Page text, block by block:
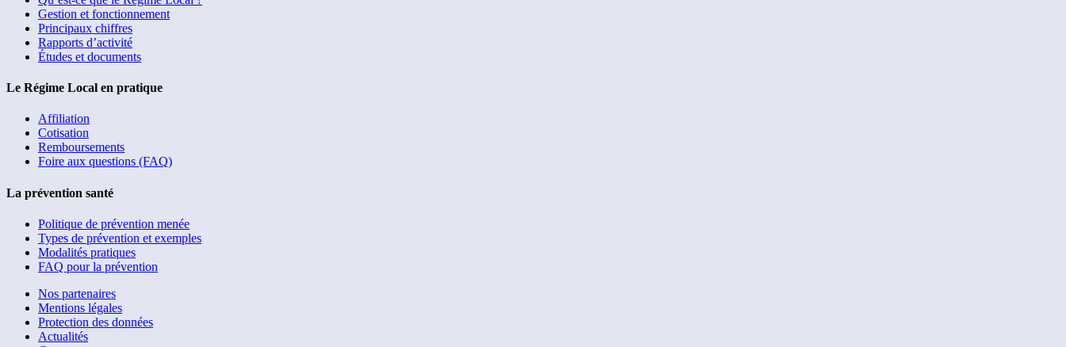
Gestion et fonctionnement
Principaux chiffres
Rapports d’activité
Études et documents
Le Régime Local en pratique
Affiliation
Cotisation
Remboursements
Foire aux questions (FAQ)
La prévention santé
Politique de prévention menée
Types de prévention et exemples
Modalités pratiques
FAQ pour la prévention
Nos partenaires
Mentions légales
Protection des données
Actualités